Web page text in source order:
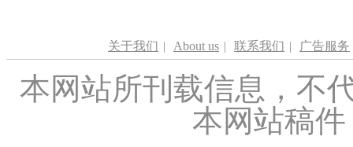
关于我们 | About us | 联系我们 | 广告服务
本网站所刊载信息，不
本网站稿